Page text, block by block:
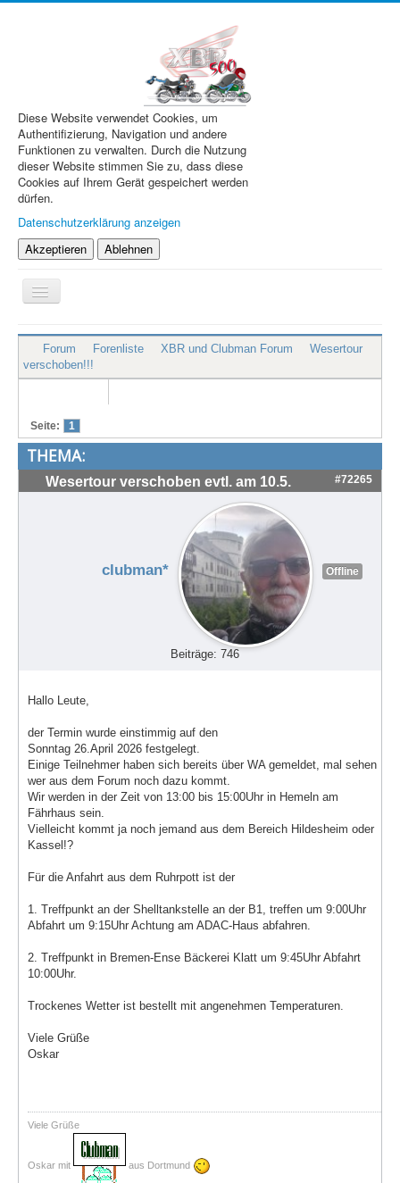
Diese Website verwendet Cookies, um
Authentifizierung, Navigation und andere
Funktionen zu verwalten. Durch die Nutzung
dieser Website stimmen Sie zu, dass diese
Cookies auf Ihrem Gerät gespeichert werden
dürfen.
Datenschutzerklärung anzeigen
Akzeptieren
Ablehnen
Navigation
an/aus
XBR.de
Technik
Treffen & Touren
Cafe-Ecke
Suche
Forum Forenliste XBR und Clubman Forum
Wesertour
verschoben!!!
Seite: 1
THEMA:
Wesertour verschoben evtl. am 10.5. #72265
clubman* Offline
Beiträge: 746
Hallo Leute,
der Termin wurde einstimmig auf den
Sonntag 26.April 2026 festgelegt.
Einige Teilnehmer haben sich bereits über WA gemeldet, mal sehen
wer aus dem Forum noch dazu kommt.
Wir werden in der Zeit von 13:00 bis 15:00Uhr in Hemeln am
Fährhaus sein.
Vielleicht kommt ja noch jemand aus dem Bereich Hildesheim oder
Kassel!?
Für die Anfahrt aus dem Ruhrpott ist der
1. Treffpunkt an der Shelltankstelle an der B1, treffen um 9:00Uhr
Abfahrt um 9:15Uhr Achtung am ADAC-Haus abfahren.
2. Treffpunkt in Bremen-Ense Bäckerei Klatt um 9:45Uhr Abfahrt
10:00Uhr.
Trockenes Wetter ist bestellt mit angenehmen Temperaturen.
Viele Grüße
Oskar
Viele Grüße
Oskar mit aus Dortmund